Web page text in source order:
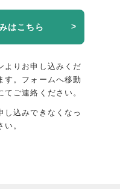
はこちら
よりお申し込みくだ
。 フォームへ移動
ご連絡ください。
込みできなくなっ
。